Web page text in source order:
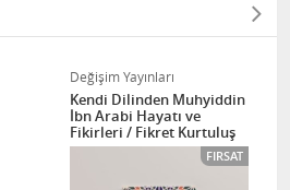
Değişim Yayınları
Kendi Dilinden Muhyiddin
İbn Arabi Hayatı ve
Fikirleri / Fikret Kurtuluş
FIRSAT